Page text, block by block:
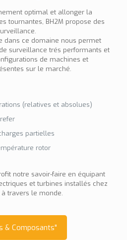
optimal et allonger la
tournantes, BH2M propose des
dans ce domaine nous permet
surveillance trés performants et
de machines et
sur le marché.
(relatives et absolues)
partielles
rotor
notre savoir-faire en équipant
et turbines installés chez
travers le monde.
& Composants"